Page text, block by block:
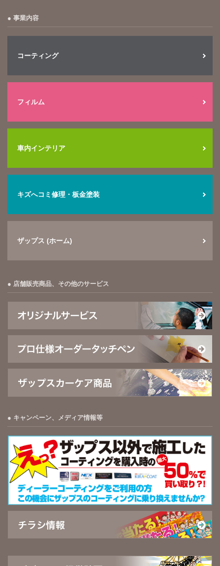
事業内容
コーティング
フィルム
車内インテリア
キズへコミ修理・板金塗装
ザップス (ホーム)
店舗販売商品、その他のサービス
キャンペーン、メディア情報等